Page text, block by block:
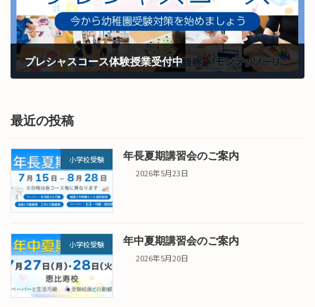
プレシャスコース体験授業受付中
最近の投稿
小学校受験 年長夏期講習会のご案内
2026年5月23日
小学校受験 年中夏期講習会のご案内
2026年5月20日